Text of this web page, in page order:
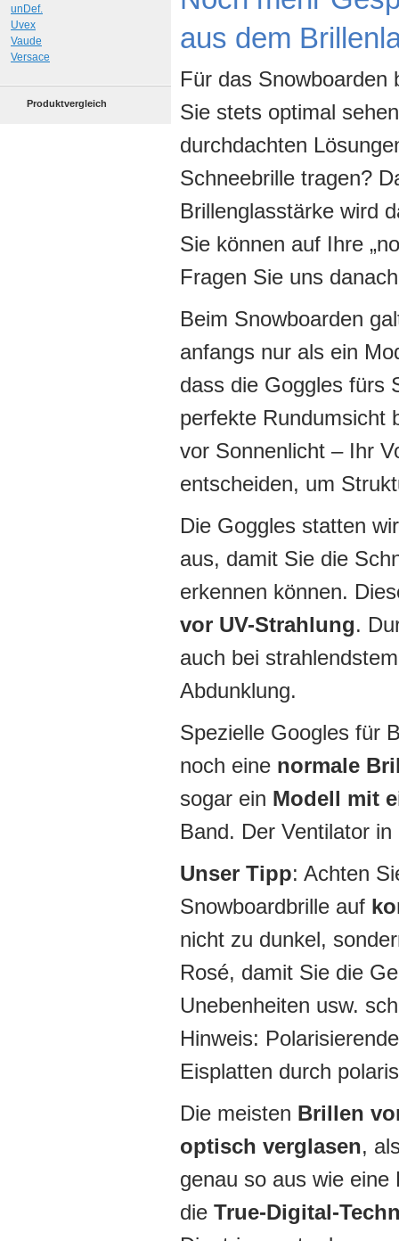
aus dem
Für das
Sie stets optimal
durchdachten
Schneebrille tragen?
Brillenglasstärke wird
Sie können auf Ihre
Fragen Sie uns
Beim Snowboarden
anfangs nur als ein
dass die Goggles fürs
perfekte Rundumsicht
vor Sonnenlicht – Ihr
entscheiden, um
Die Goggles statten
aus, damit Sie die
erkennen können.
vor UV-Strahlung.
auch bei
Abdunklung.
Spezielle Googles für
noch eine normale
sogar ein Modell mit
Band. Der Ventilator
Unser Tipp: Achten
Snowboardbrille auf
nicht zu dunkel,
Rosé, damit Sie die
Unebenheiten usw.
Hinweis:
Eisplatten durch
Die meisten Brillen
optisch verglasen,
genau so aus wie
die True-Digital-
unDef.
Uvex
Vaude
Versace
Produktvergleich